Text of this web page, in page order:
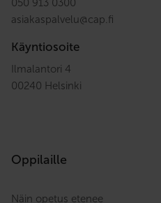
050 913 0300
asiakaspalvelu@cap.fi
Käyntiosoite
Ilmalantori 4
00240 Helsinki
Oppilaille
Näin opetus etenee